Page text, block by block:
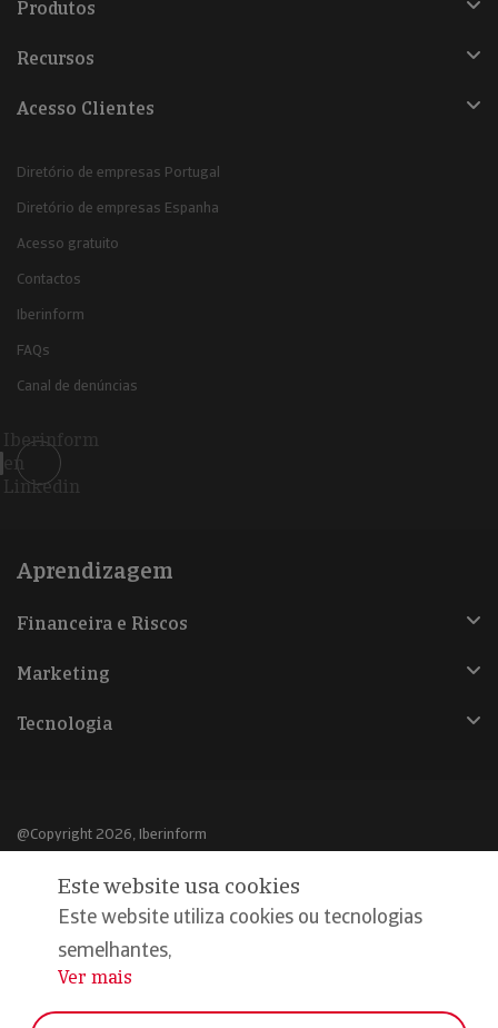
Produtos
Recursos
Acesso Clientes
Diretório de empresas Portugal
Diretório de empresas Espanha
Acesso gratuito
Contactos
Iberinform
FAQs
Canal de denúncias
Iberinform
en
Linkedin
Aprendizagem
Financeira e Riscos
Marketing
Tecnologia
@Copyright 2026, Iberinform
Aviso legal
Política de cookies
Declaração de privacidade
Este website usa cookies
Este website utiliza cookies ou tecnologias
semelhantes,
...
Ver mais